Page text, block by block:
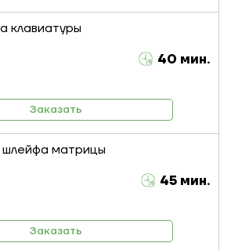
клавиатуры
40 мин.
Заказать
матрицы
45 мин.
Заказать